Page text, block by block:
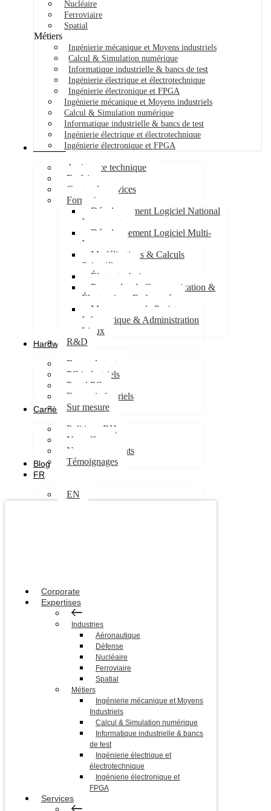
Nucléaire
Ferroviaire
Spatial
Métiers
Ingénierie mécanique et Moyens industriels
Calcul & Simulation numérique
Informatique industrielle & bancs de test
Ingénierie électrique et électrotechnique
Ingénierie électronique et FPGA
Ingénierie mécanique et Moyens industriels
Calcul & Simulation numérique
Informatique industrielle & bancs de test
Ingénierie électrique et électrotechnique
Ingénierie électronique et FPGA
Services
Assistance technique
Forfait
Centre de services
Formations
Développement Logiciel National
Instruments
Développement Logiciel Multi-
Langages
Modélisations & Calculs
Scientifiques
Électrotechnique
Protocoles de Communication &
Électronique Embarquée
Management de Projet
Informatique & Administration
Linux
R&D
Hardware
Bancs de test
PC industriels
Panel PC
Ecrans industriels
Sur mesure
Carrières
Politique RH
Nos offres
Nos engagements
Témoignages
Blog
FR
EN
Corporate
Expertises
Industries
Aéronautique
Défense
Nucléaire
Ferroviaire
Spatial
Métiers
Ingénierie mécanique et Moyens
Industriels
Calcul & Simulation numérique
Informatique industrielle & bancs
de test
Ingénierie électrique et
électrotechnique
Ingénierie électronique et
FPGA
Services